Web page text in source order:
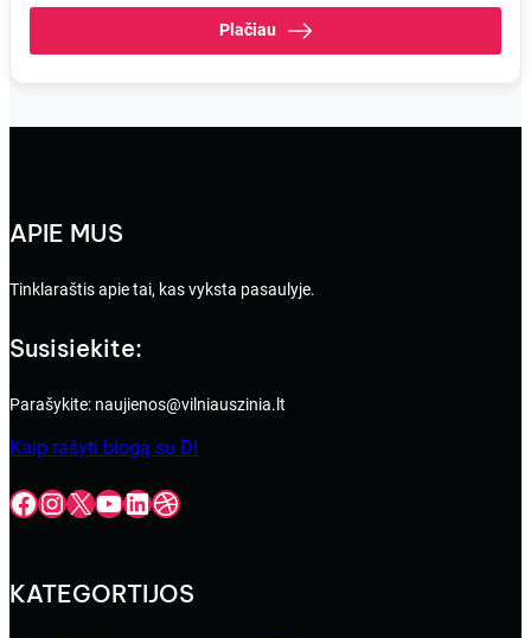
Plačiau
APIE MUS
Tinklaraštis apie tai, kas vyksta pasaulyje.
Susisiekite:
Parašykite: naujienos@vilniauszinia.lt
Kaip rašyti blogą su DI
Facebook InstagramX YouTube LinkedIn Dribbble
KATEGORTIJOS